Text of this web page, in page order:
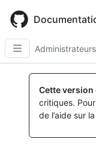
main
content
Cette
critiques.
de l’aide sur